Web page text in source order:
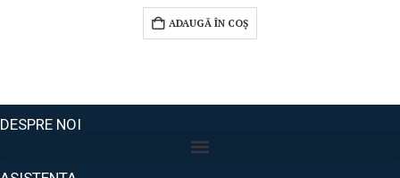
ADAUGĂ ÎN COȘ
DESPRE NOI